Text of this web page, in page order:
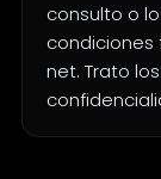
consulto o
condiciones
net. Trato